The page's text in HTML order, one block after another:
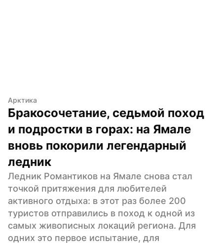
Арктика
Бракосочетание, седьмой поход
и подростки в горах: на Ямале
вновь покорили легендарный
ледник
Ледник Романтиков на Ямале снова стал
точкой притяжения для любителей
активного отдыха: в этот раз более 200
туристов отправились в поход к одной из
самых живописных локаций региона. Для
одних это первое испытание, для